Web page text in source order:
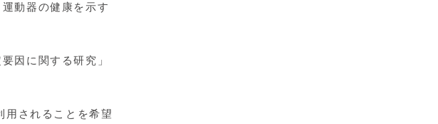
動器の健康を示す
因に関する研究」
されることを希望